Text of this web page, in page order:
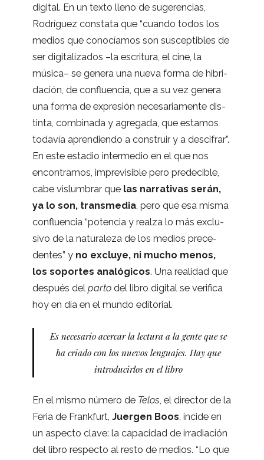
digi­tal. En un texto lleno de suge­ren­cias,
Rodrí­guez cons­tata que “cuando todos los
medios que cono­cía­mos son sus­cep­ti­bles de
ser digi­ta­li­za­dos –la escri­tura, el cine, la
música– se genera una nueva forma de hibri­
da­ción, de con­fluen­cia, que a su vez genera
una forma de expre­sión nece­sa­ria­mente dis­
tinta, com­bi­nada y agre­gada, que esta­mos
toda­vía apren­diendo a cons­truir y a des­ci­frar”.
En este esta­dio inter­me­dio en el que nos
encon­tra­mos, impre­vi­si­ble pero pre­de­ci­ble,
cabe vis­lum­brar que las narra­ti­vas serán,
ya lo son, trans­me­dia, pero que esa misma
con­fluen­cia “poten­cia y realza lo más exclu­
sivo de la natu­ra­leza de los medios pre­ce­
den­tes” y no excluye, ni mucho menos,
los sopor­tes analó­gi­cos. Una reali­dad que
des­pués del partodel libro digi­tal se veri­fica
hoy en día en el mundo editorial.
Es nece­sa­rio acer­car la lec­tura a la gente que se
ha criado con los nue­vos len­gua­jes. Hay que
intro­du­cir­los en el libro
En el mismo número de Telos , el direc­tor de la
Feria de Frank­furt, Juer­gen Boos , incide en
un aspecto clave: la capa­ci­dad de irra­dia­ción
del libro res­pecto al resto de medios. “Lo que